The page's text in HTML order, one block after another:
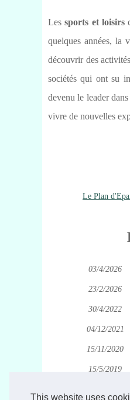
This website uses
Lessports et loisirs
quelques années, la
découvrir des
sociétés qui ont su
devenu le leader
vivre de nouvelles
Le Plan
03/4/2026
23/2/2026
30/4/2022
04/12/2021
15/11/2020
15/5/2019